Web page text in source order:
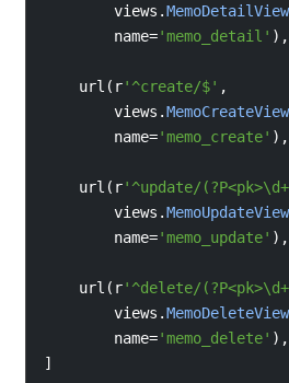
        views
.MemoDetailView
name='memo_detail' ),
    url
( r'^create/$' ,
        views
.MemoCreateView
name='memo_create' ),
    url
( r'^update/
        views
.MemoUpdateView
name='memo_update' ),
    url
( r'^delete/
        views
.MemoDeleteView
name='memo_delete' ),
]